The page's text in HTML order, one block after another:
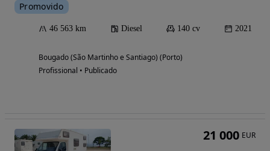
Promovido
46 563 km Diesel 140 cv 2021
Bougado (São Martinho e Santiago) (Porto)
Profissional • Publicado
21 000 EUR